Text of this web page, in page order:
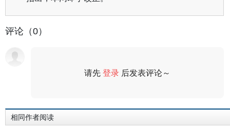
评论（0）
请先登录 后发表评论～
相同作者阅读